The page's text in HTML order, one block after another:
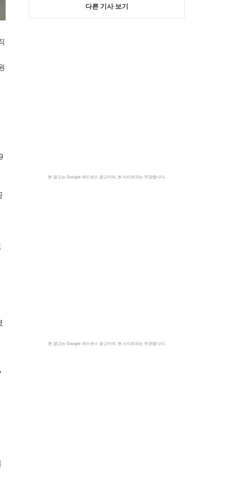
다른 기사 보기
본 광고는 Google 애드센스 광고이며, 본 사이트와는 무관합니다.
본 광고는 Google 애드센스 광고이며, 본 사이트와는 무관합니다.